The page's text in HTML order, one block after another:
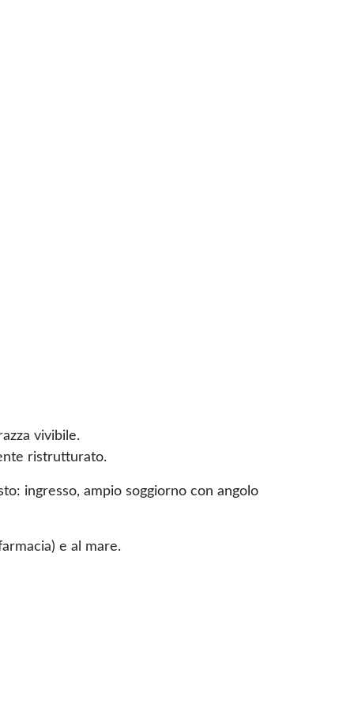
vivibile.
ristrutturato.
ingresso, ampio soggiorno con angolo
e al mare.